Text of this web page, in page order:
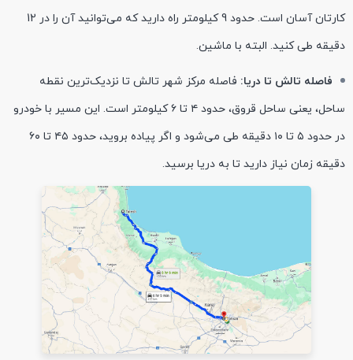
کارتان آسان است. حدود 9 کیلومتر راه دارید که می‌توانید آن را در 12
دقیقه طی کنید. البته با ماشین.
فاصله تالش تا دریا: فاصله مرکز شهر تالش تا نزدیک‌ترین نقطه‌
ساحل، یعنی ساحل قروق، حدود ۴ تا ۶ کیلومتر است. این مسیر با خودرو
در حدود ۵ تا ۱۰ دقیقه طی می‌شود و اگر پیاده بروید، حدود ۴۵ تا ۶۰
دقیقه زمان نیاز دارید تا به دریا برسید.